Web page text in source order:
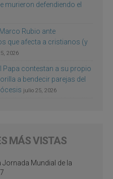
murieron defendiendo el
Rubio ante
que afecta a cristianos (y
2026
Papa contestan a su propio
a bendecir parejas del
julio 25, 2026
MÁS VISTAS
Jornada Mundial de la